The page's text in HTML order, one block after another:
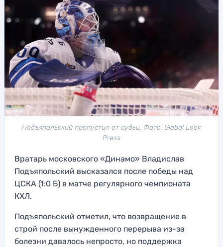
Подъяпольский пропустил от судьи. Фото: Global Look
Press
Вратарь московского «Динамо» Владислав
Подъяпольский высказался после победы над
ЦСКА (1:0 Б) в матче регулярного чемпионата
КХЛ.
Подъяпольский отметил, что возвращение в
строй после вынужденного перерыва из-за
болезни давалось непросто, но поддержка